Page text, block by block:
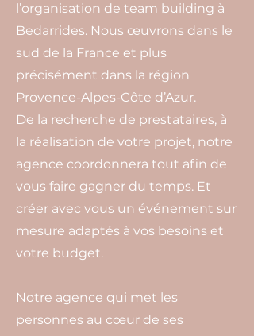
l’organisation de team building à
Bedarrides. Nous œuvrons dans le
sud de la France et plus
précisément dans la région
Provence-Alpes-Côte d’Azur.
De la recherche de prestataires, à
la réalisation de votre projet, notre
agence coordonnera tout afin de
vous faire gagner du temps. Et
créer avec vous un événement sur
mesure adaptés à vos besoins et
votre budget.
Notre agence qui met les
personnes au cœur de ses